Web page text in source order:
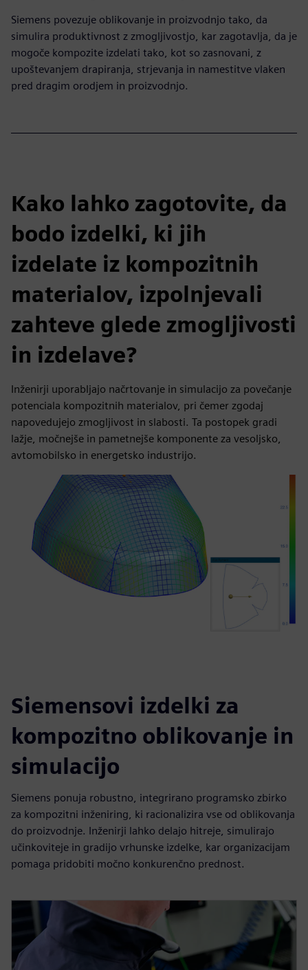
Siemens povezuje oblikovanje in proizvodnjo tako, da
simulira produktivnost z zmogljivostjo, kar zagotavlja, da je
mogoče kompozite izdelati tako, kot so zasnovani, z
upoštevanjem drapiranja, strjevanja in namestitve vlaken
pred dragim orodjem in proizvodnjo.
Kako lahko zagotovite, da
bodo izdelki, ki jih
izdelate iz kompozitnih
materialov, izpolnjevali
zahteve glede zmogljivosti
in izdelave?
Inženirji uporabljajo načrtovanje in simulacijo za povečanje
potenciala kompozitnih materialov, pri čemer zgodaj
napovedujejo zmogljivost in slabosti. Ta postopek gradi
lažje, močnejše in pametnejše komponente za vesoljsko,
avtomobilsko in energetsko industrijo.
Siemensovi izdelki za
kompozitno oblikovanje in
simulacijo
Siemens ponuja robustno, integrirano programsko zbirko
za kompozitni inženiring, ki racionalizira vse od oblikovanja
do proizvodnje. Inženirji lahko delajo hitreje, simulirajo
učinkoviteje in gradijo vrhunske izdelke, kar organizacijam
pomaga pridobiti močno konkurenčno prednost.